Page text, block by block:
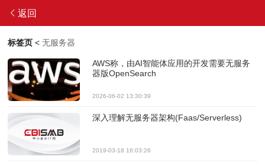
返回
标签页 <无服务器
AWS称，由AI智能体应用的开发需要无服务
器版OpenSearch
2026-06-02 13:30:39
深入理解无服务器架构(Faas/Serverless)
2019-03-18 16:03:26